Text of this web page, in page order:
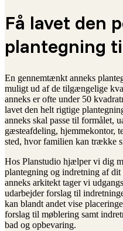
Få lavet den
plantegning
En gennemtænkt anneks
muligt ud af de tilgængelige
anneks er ofte under 50
lavet den helt rigtige
anneks skal passe til formålet,
gæsteafdeling, hjemmekontor,
sted, hvor familien kan trække
Hos Planstudio hjælper vi dig
plantegning og indretning af dit
anneks arkitekt tager vi
udarbejder forslag til
kan blandt andet vise
forslag til møblering samt
bad og opbevaring.